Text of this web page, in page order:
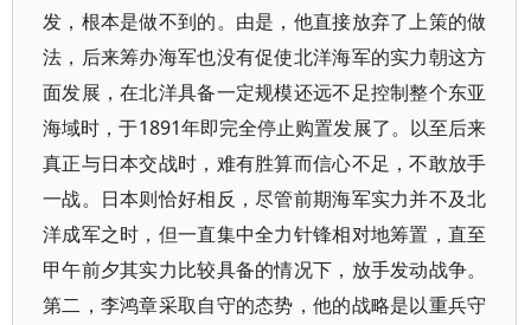
发，根本是做不到的。由是，他直接放弃了上策的做
法，后来筹办海军也没有促使北洋海军的实力朝这方
面发展，在北洋具备一定规模还远不足控制整个东亚
海域时，于1891年即完全停止购置发展了。以至后来
真正与日本交战时，难有胜算而信心不足，不敢放手
一战。日本则恰好相反，尽管前期海军实力并不及北
洋成军之时，但一直集中全力针锋相对地筹置，直至
甲午前夕其实力比较具备的情况下，放手发动战争。
第二，李鸿章采取自守的态势，他的战略是以重兵守